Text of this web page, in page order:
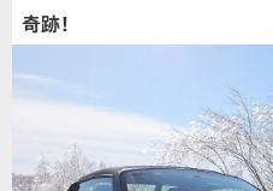
奇跡！